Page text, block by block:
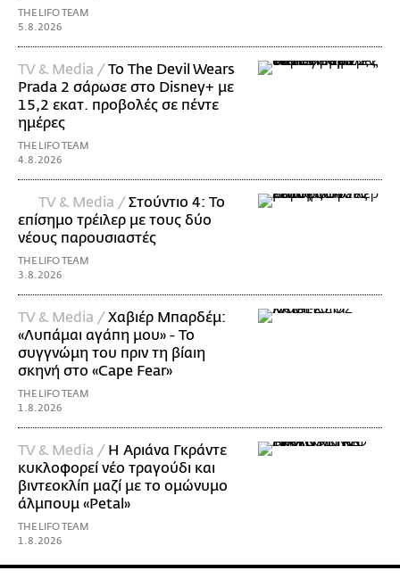
THE LIFO TEAM
5.8.2026
TV & Media / Το The Devil Wears
Prada 2 σάρωσε στo Disney+ με
15,2 εκατ. προβολές σε πέντε
ημέρες
THE LIFO TEAM
4.8.2026
TV & Media / Στούντιο 4: Το
επίσημο τρέιλερ με τους δύο
νέους παρουσιαστές
THE LIFO TEAM
3.8.2026
TV & Media / Χαβιέρ Μπαρδέμ:
«Λυπάμαι αγάπη μου» - Το
συγγνώμη του πριν τη βίαιη
σκηνή στο «Cape Fear»
THE LIFO TEAM
1.8.2026
TV & Media / Η Αριάνα Γκράντε
κυκλοφορεί νέο τραγούδι και
βιντεοκλίπ μαζί με το ομώνυμο
άλμπουμ «Petal»
THE LIFO TEAM
1.8.2026